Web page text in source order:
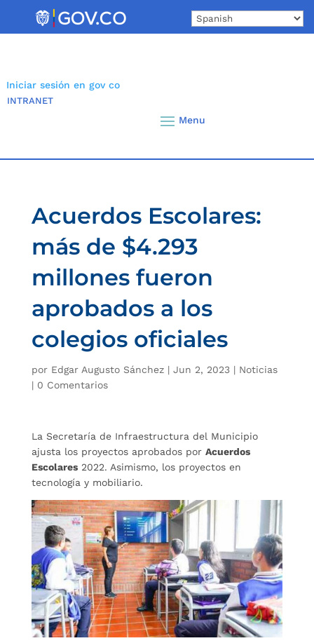
Iniciar sesión en gov co
INTRANET
Acuerdos Escolares:
más de $4.293
millones fueron
aprobados a los
colegios oficiales
por Edgar Augusto Sánchez| Jun 2, 2023| Noticias
| 0 Comentarios
La Secretaría de Infraestructura del Municipio
ajusta los proyectos aprobados por Acuerdos
Escolares2022. Asimismo, los proyectos en
tecnología y mobiliario.